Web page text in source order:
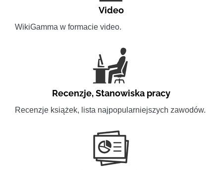
Video
WikiGamma w formacie video.
Recenzje,Stanowiska pracy
Recenzje książek, lista najpopularniejszych zawodów.